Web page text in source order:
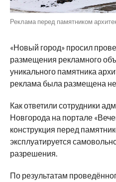
Реклама перед памятником
«Новый город» просил
размещения рекламного
уникального памятника
реклама была размещена
Как ответили сотрудники
Новгорода на портале
конструкция перед
эксплуатируется
разрешения.
По результатам